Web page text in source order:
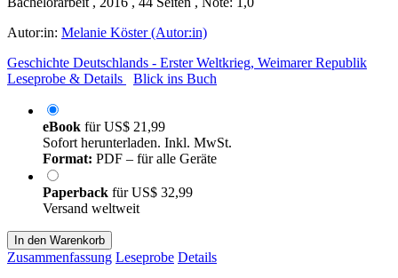
Autor:in: Melanie Köster (Autor:in)
Geschichte Deutschlands - Erster Weltkrieg, Weimarer Republik
Leseprobe & Details
Blick ins Buch
eBook fürUS$ 21,99
Sofort herunterladen. Inkl. MwSt.
Format: PDF – für alle Geräte
Paperback fürUS$ 32,99
Versand weltweit
In den Warenkorb
Zusammenfassung Leseprobe Details